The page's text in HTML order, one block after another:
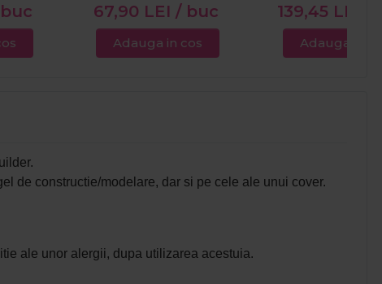
67,90 LEI / buc
Adauga in cos
139,45 LEI
Adauga in
de constructie/modelare, dar si pe cele ale unui cover.
ale unor alergii, dupa utilizarea acestuia.